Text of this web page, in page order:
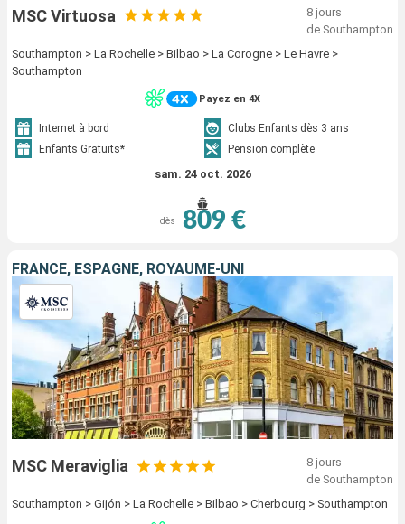
MSC Virtuosa
8 jours
de Southampton
Southampton > La Rochelle > Bilbao > La Corogne > Le Havre >
Southampton
Payez en 4X
Internet à bord
Clubs Enfants dès 3 ans
Enfants Gratuits*
Pension complète
sam. 24 oct. 2026
dès 809 €
FRANCE, ESPAGNE, ROYAUME-UNI
MSC Meraviglia
8 jours
de Southampton
Southampton > Gijón > La Rochelle > Bilbao > Cherbourg > Southampton